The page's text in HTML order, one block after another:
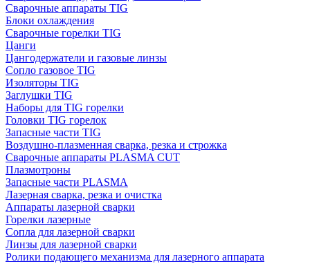
Сварочные аппараты TIG
Блоки охлаждения
Сварочные горелки TIG
Цанги
Цангодержатели и газовые линзы
Сопло газовое TIG
Изоляторы TIG
Заглушки TIG
Наборы для TIG горелки
Головки TIG горелок
Запасные части TIG
Воздушно-плазменная сварка, резка и строжка
Сварочные аппараты PLASMA CUT
Плазмотроны
Запасные части PLASMA
Лазерная сварка, резка и очистка
Аппараты лазерной сварки
Горелки лазерные
Сопла для лазерной сварки
Линзы для лазерной сварки
Ролики подающего механизма для лазерного аппарата